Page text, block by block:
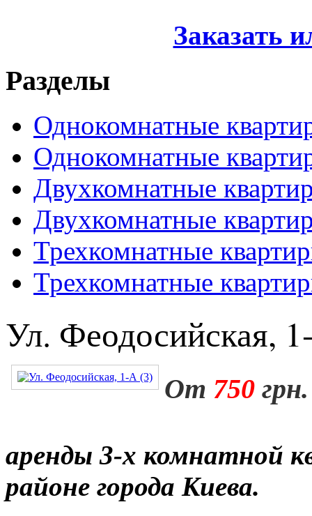
Заказать
Разделы
Однокомнатные
Однокомнатные
Двухкомнатные
Двухкомнатные
Трехкомнатные
Трехкомнатные
Ул. Феодосийская,
От 750
аренды 3-х комнатной
районе города Киева.